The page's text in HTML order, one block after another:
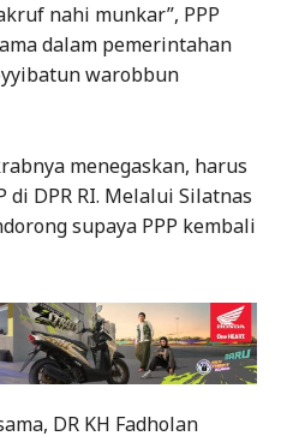
nahi munkar”, PPP
dalam pemerintahan
warobbun
menegaskan, harus
di DPR RI. Melalui Silatnas
supaya PPP kembali
DR KH Fadholan